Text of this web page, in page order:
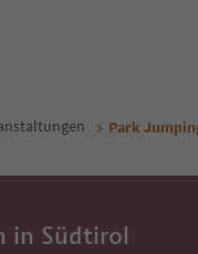
Park
in Südtirol